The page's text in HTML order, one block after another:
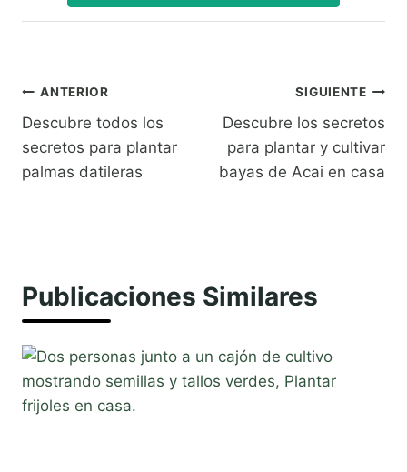
Navegación
de
entradas
ANTERIOR
Descubre todos los
secretos para plantar
palmas datileras
SIGUIENTE
Descubre los secretos
para plantar y cultivar
bayas de Acai en casa
Publicaciones Similares